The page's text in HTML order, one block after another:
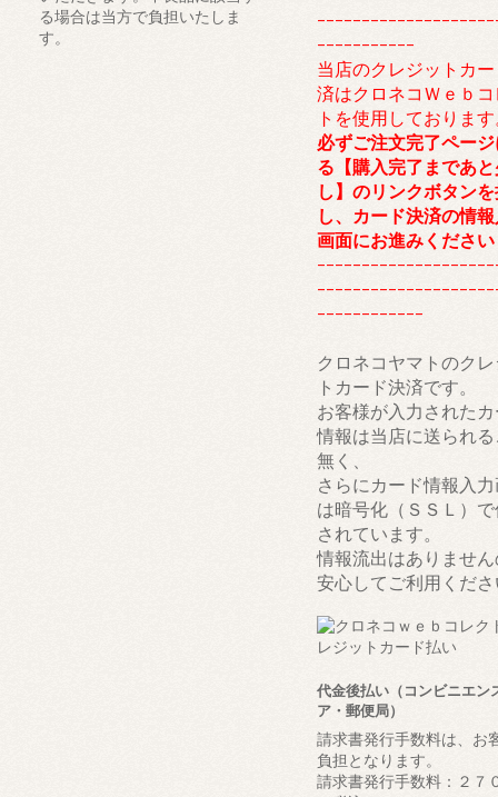
る場合は当方で負担いたしま
す。
-----------
当店のクレジットカ
済はクロネコＷｅｂ
トを使用しておりま
必ずご注文完了ペー
る【購入完了まであ
し】のリンクボタン
し、カード決済の情
画面にお進みください
------------
クロネコヤマトのク
トカード決済です。
お客様が入力された
情報は当店に送られ
無く、
さらにカード情報入
は暗号化（ＳＳＬ）
されています。
情報流出はありませ
安心してご利用くだ
代金後払い（コンビニエン
ア・郵便局）
請求書発行手数料は、お
負担となります。
請求書発行手数料：２７